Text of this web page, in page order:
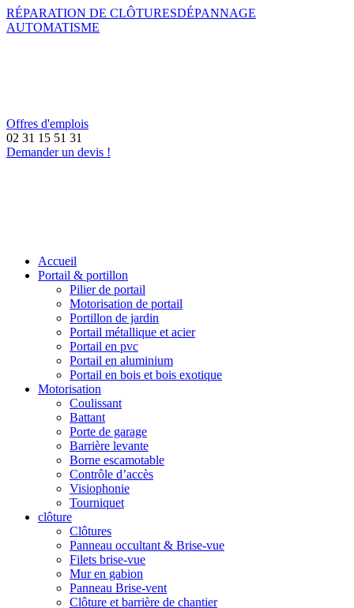
RÉPARATION DE CLÔTURESDÉPANNAGE
AUTOMATISME
Offres d'emplois
02 31 15 51 31
Demander un devis !
Accueil
Portail & portillon
Pilier de portail
Motorisation de portail
Portillon de jardin
Portail métallique et acier
Portail en pvc
Portail en aluminium
Portail en bois et bois exotique
Motorisation
Coulissant
Battant
Porte de garage
Barrière levante
Borne escamotable
Contrôle d’accès
Visiophonie
Tourniquet
clôture
Clôtures
Panneau occultant & Brise-vue
Filets brise-vue
Mur en gabion
Panneau Brise-vent
Clôture et barrière de chantier